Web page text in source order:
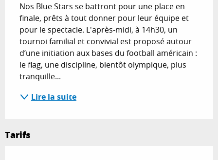
Nos Blue Stars se battront pour une place en
finale, prêts à tout donner pour leur équipe et
pour le spectacle. L'après-midi, à 14h30, un
tournoi familial et convivial est proposé autour
d’une initiation aux bases du football américain :
le flag, une discipline, bientôt olympique, plus
tranquille...
Lire la suite
Tarifs